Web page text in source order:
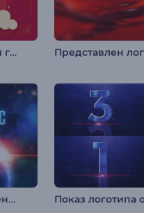
Промо на китайский Новый год
Интро: Реалистичная Вселенная